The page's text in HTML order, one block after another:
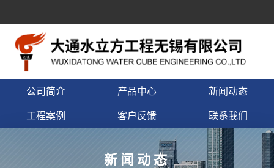
公司简介 产品中心 新闻动态
工程案例 客户反馈 联系我们
新闻动态